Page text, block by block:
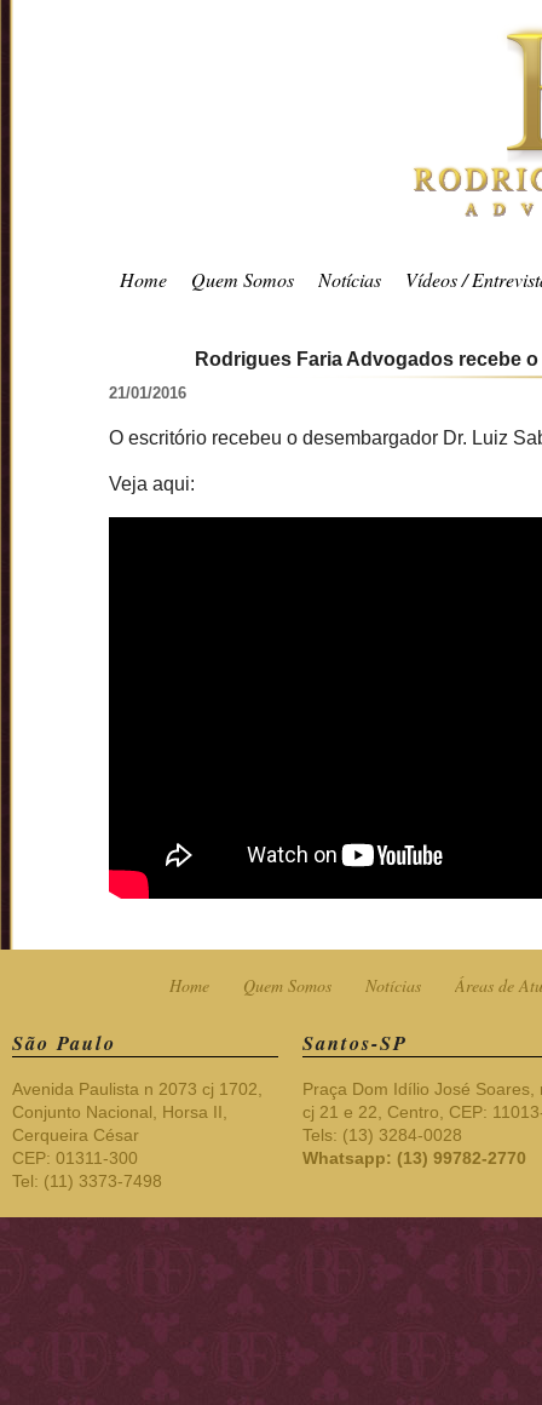
Home Quem Somos Notícias Vídeos /
Rodrigues Faria Advogados recebe
21/01/2016
O escritório recebeu o desembargador Dr. Luiz
Veja aqui:
Home Quem Somos Notícias Áreas de
São Paulo
Avenida Paulista n 2073 cj 1702,
Conjunto Nacional, Horsa II,
Cerqueira César
CEP: 01311-300
Tel: (11) 3373-7498
Santos-SP
Praça Dom Idílio José Soares,
cj 21 e 22, Centro, CEP:
Tels: (13) 3284-0028
Whatsapp: (13) 99782-2770